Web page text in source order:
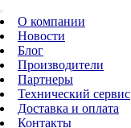
О компании
Новости
Блог
Производители
Партнеры
Технический сервис
Доставка и оплата
Контакты